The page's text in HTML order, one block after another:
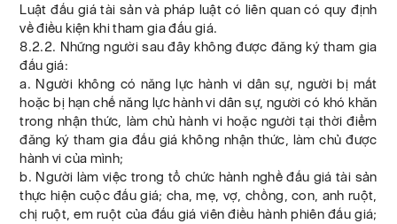
Luật đấu giá tài sản và pháp luật có liên quan có quy định
về điều kiện khi tham gia đấu giá.
8.2.2. Những người sau đây không được đăng ký tham gia
đấu giá:
a. Người không có năng lực hành vi dân sự, người bị mất
hoặc bị hạn chế năng lực hành vi dân sự, người có khó khăn
trong nhận thức, làm chủ hành vi hoặc người tại thời điểm
đăng ký tham gia đấu giá không nhận thức, làm chủ được
hành vi của mình;
b. Người làm việc trong tổ chức hành nghề đấu giá tài sản
thực hiện cuộc đấu giá; cha, mẹ, vợ, chồng, con, anh ruột,
chị ruột, em ruột của đấu giá viên điều hành phiên đấu giá;